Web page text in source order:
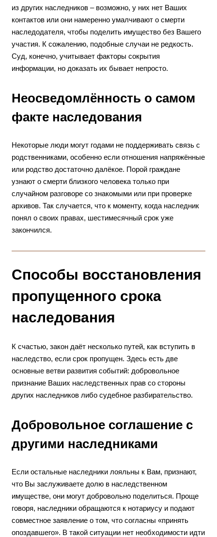
из других наследников – возможно, у них нет Ваших
контактов или они намеренно умалчивают о смерти
наследодателя, чтобы поделить имущество без Вашего
участия. К сожалению, подобные случаи не редкость.
Суд, конечно, учитывает факторы сокрытия
информации, но доказать их бывает непросто.
Неосведомлённость о самом
факте наследования
Некоторые люди могут годами не поддерживать связь с
родственниками, особенно если отношения напряжённые
или родство достаточно далёкое. Порой граждане
узнают о смерти близкого человека только при
случайном разговоре со знакомыми или при проверке
архивов. Так случается, что к моменту, когда наследник
понял о своих правах, шестимесячный срок уже
закончился.
Способы восстановления
пропущенного срока
наследования
К счастью, закон даёт несколько путей, как вступить в
наследство, если срок пропущен. Здесь есть две
основные ветви развития событий: добровольное
признание Ваших наследственных прав со стороны
других наследников либо судебное разбирательство.
Добровольное соглашение с
другими наследниками
Если остальные наследники лояльны к Вам, признают,
что Вы заслуживаете долю в наследственном
имуществе, они могут добровольно поделиться. Проще
говоря, наследники обращаются к нотариусу и подают
совместное заявление о том, что согласны «принять
опоздавшего». В такой ситуации нет необходимости идти